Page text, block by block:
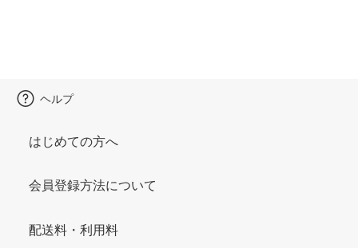
ヘルプ
はじめての方へ
会員登録方法について
配送料・利用料